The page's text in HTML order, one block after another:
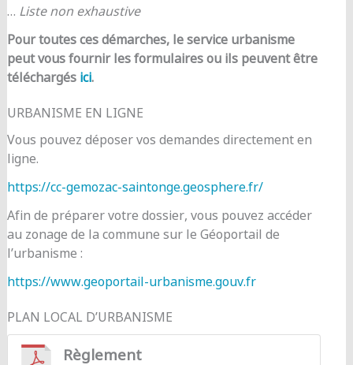
… Liste non exhaustive
Pour toutes ces démarches, le service urbanisme
peut vous fournir les formulaires ou ils peuvent être
téléchargés ici.
URBANISME EN LIGNE
Vous pouvez déposer vos demandes directement en
ligne.
https://cc-gemozac-saintonge.geosphere.fr/
Afin de préparer votre dossier, vous pouvez accéder
au zonage de la commune sur le Géoportail de
l’urbanisme :
https://www.geoportail-urbanisme.gouv.fr
PLAN LOCAL D’URBANISME
Règlement